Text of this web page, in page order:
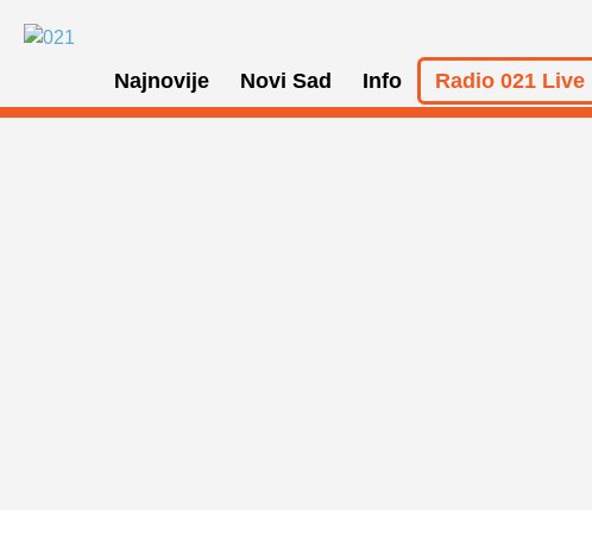
Najnovije Novi Sad Info Radio 021 Live